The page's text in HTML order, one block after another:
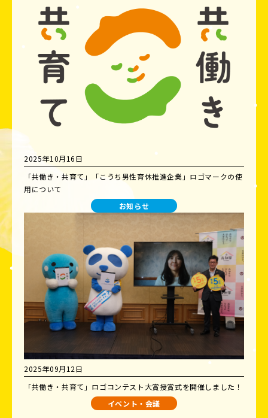
2025年10月16日
「共働き・共育て」「こうち男性育休推進企業」ロゴマークの使
用について
お知らせ
2025年09月12日
「共働き・共育て」ロゴコンテスト大賞授賞式を開催しました！
イベント・会議